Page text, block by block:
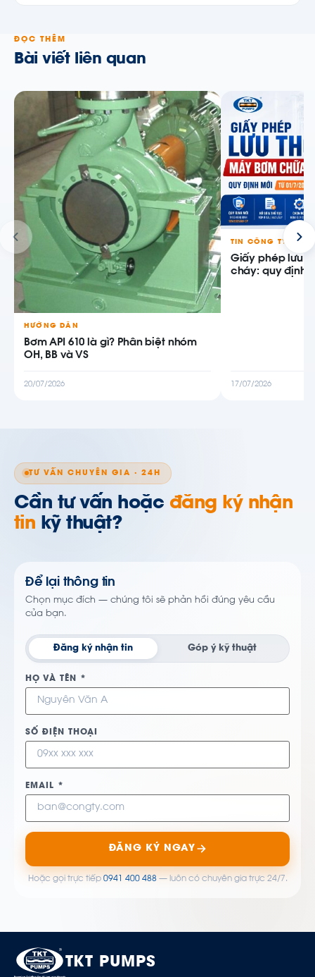
ĐỌC THÊM
Bài viết liên quan
HƯỚNG DẪN
Bơm API 610 là gì? Phân biệt nhóm
OH, BB và VS
20/07/2026
TIN CÔNG TY
Giấy phép lưu
cháy: quy định
17/07/2026
TƯ VẤN CHUYÊN GIA · 24H
Cần tư vấn hoặc đăng ký nhận
tin kỹ thuật?
Để lại thông tin
Chọn mục đích — chúng tôi sẽ phản hồi đúng yêu cầu
của bạn.
Đăng ký nhận tin Góp ý kỹ thuật
HỌ VÀ TÊN *
SỐ ĐIỆN THOẠI
EMAIL *
ĐĂNG KÝ NGAY
Hoặc gọi trực tiếp 0941 400 488— luôn có chuyên gia trực 24/7.
TKT PUMPS